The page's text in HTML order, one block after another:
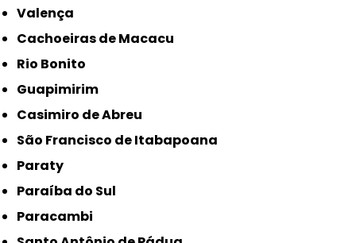
Valença
Cachoeiras de Macacu
Rio Bonito
Guapimirim
Casimiro de Abreu
São Francisco de Itabapoana
Paraty
Paraíba do Sul
Paracambi